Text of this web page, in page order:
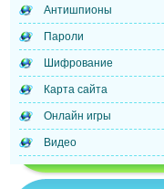
Антишпионы
Пароли
Шифрование
Карта сайта
Онлайн игры
Видео